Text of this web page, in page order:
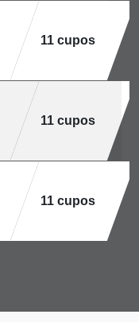
11 cupos
11 cupos
11 cupos